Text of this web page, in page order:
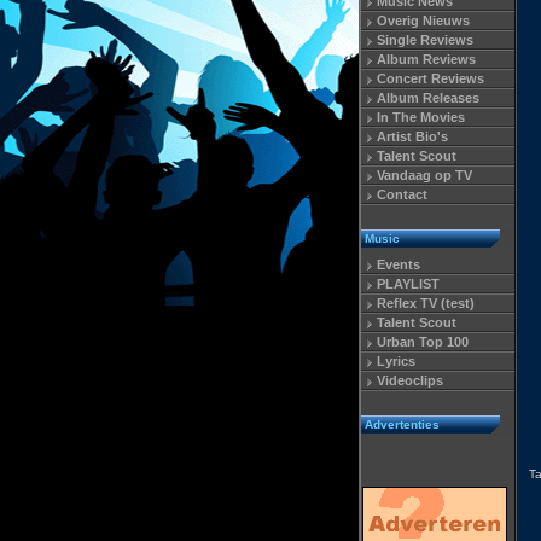
Overig Nieuws
Single Reviews
Album Reviews
Concert Reviews
Album Releases
In The Movies
Artist Bio's
Talent Scout
Vandaag op TV
Contact
Music
Events
PLAYLIST
Reflex TV (test)
Talent Scout
Urban Top 100
Lyrics
Videoclips
Advertenties